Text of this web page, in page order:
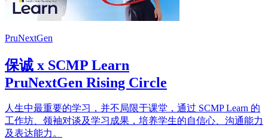
PruNextGen
保诚 x SCMP Learn
PruNextGen Rising Circle
人生中最重要的学习，并不局限于课堂，通过 SCMP Learn 的
工作坊、领袖对谈及学习成果，培养学生的自信心、沟通能力
及表达能力。